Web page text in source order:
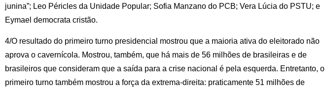
junina”; Leo Péricles da Unidade Popular; Sofia Manzano do PCB; Vera Lúcia do PSTU; e
Eymael democrata cristão.
4/O resultado do primeiro turno presidencial mostrou que a maioria ativa do eleitorado não
aprova o cavernícola. Mostrou, também, que há mais de 56 milhões de brasileiras e de
brasileiros que consideram que a saída para a crise nacional é pela esquerda. Entretanto, o
primeiro turno também mostrou a força da extrema-direita: praticamente 51 milhões de